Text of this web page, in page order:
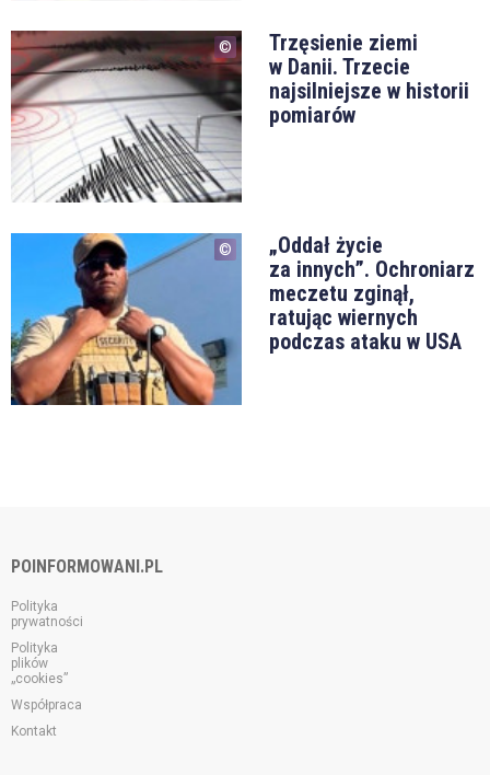
Trzęsienie ziemi
w Danii. Trzecie
najsilniejsze w historii
pomiarów
„Oddał życie
za innych”. Ochroniarz
meczetu zginął,
ratując wiernych
podczas ataku w USA
POINFORMOWANI.PL
Polityka
prywatności
Polityka
plików
„cookies”
Współpraca
Kontakt